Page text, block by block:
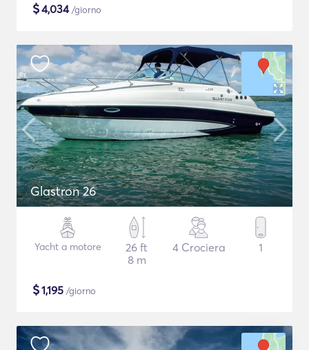
$4,034/giorno
Glastron 26
Yacht a motore
26 ft
8 m
4 Crociera 1
$1,195 /giorno